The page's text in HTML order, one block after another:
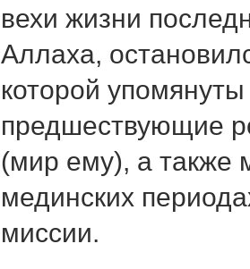
вехи жизни
Аллаха,
которой
предшествующие
(мир ему), а также
мединских
миссии.